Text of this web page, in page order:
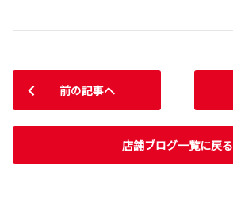
前の記事へ
店舗ブログ一覧に戻る